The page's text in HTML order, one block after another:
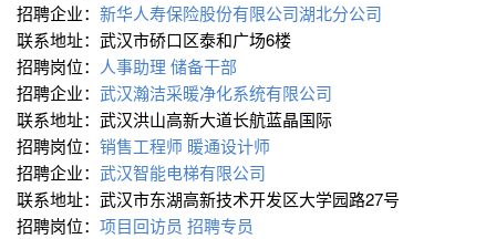
招聘企业： 新华人寿保险股份有限公司湖北分公司
联系地址：武汉市硚口区泰和广场6楼
招聘岗位： 人事助理 储备干部
招聘企业： 武汉瀚洁采暖净化系统有限公司
联系地址：武汉洪山高新大道长航蓝晶国际
招聘岗位： 销售工程师 暖通设计师
招聘企业： 武汉智能电梯有限公司
联系地址：武汉市东湖高新技术开发区大学园路27号
招聘岗位： 项目回访员 招聘专员